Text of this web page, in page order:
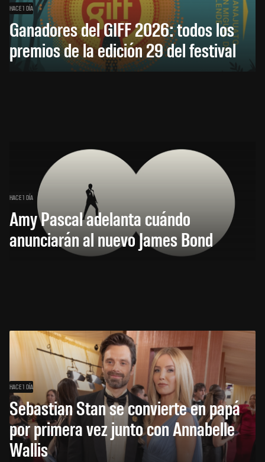
HACE 1 DÍA
Ganadores del GIFF 2026: todos los
premios de la edición 29 del festival
HACE 1 DÍA
Amy Pascal adelanta cuándo
anunciarán al nuevo James Bond
HACE 1 DÍA
Sebastian Stan se convierte en papá
por primera vez junto con Annabelle
Wallis